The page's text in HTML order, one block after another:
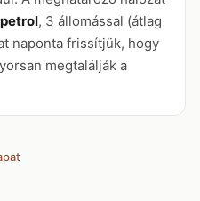
, 3 állomással (átlag
naponta frissítjük, hogy
megtalálják a